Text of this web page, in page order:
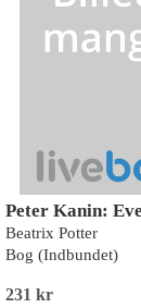
Beatrix Potter
Bog (Indbundet)
231 kr